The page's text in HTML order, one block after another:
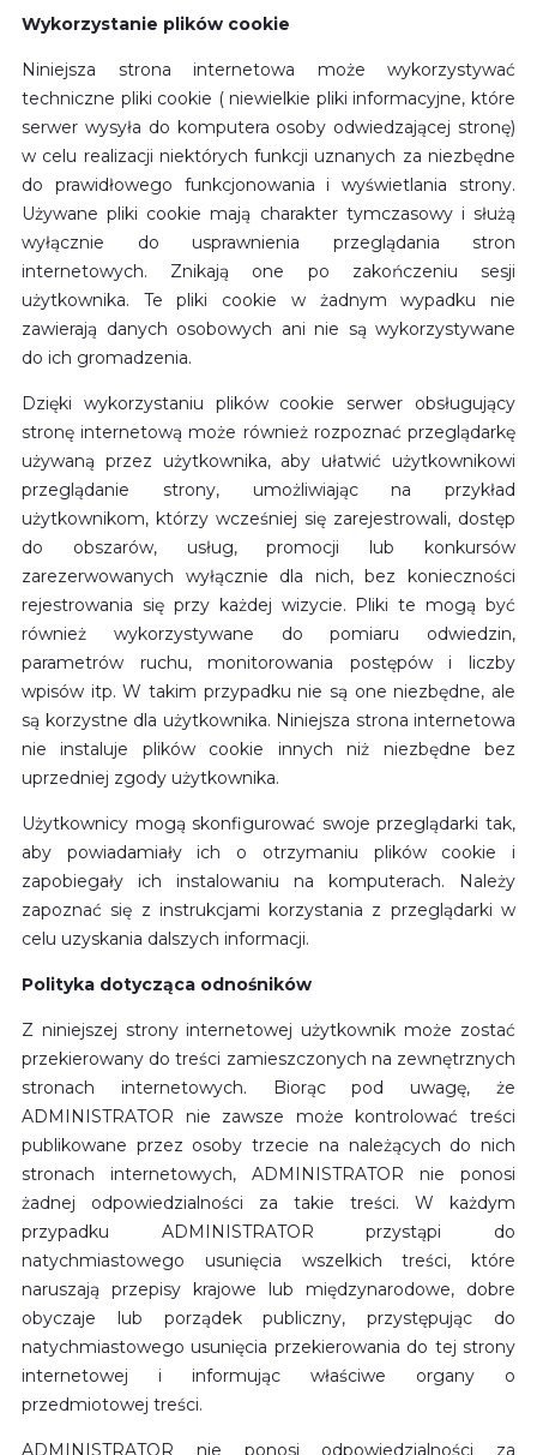
Wykorzystanie plików cookie
Niniejsza strona internetowa może wykorzystywać
techniczne pliki cookie ( niewielkie pliki informacyjne, które
serwer wysyła do komputera osoby odwiedzającej stronę)
w celu realizacji niektórych funkcji uznanych za niezbędne
do prawidłowego funkcjonowania i wyświetlania strony.
Używane pliki cookie mają charakter tymczasowy i służą
wyłącznie do usprawnienia przeglądania stron
internetowych. Znikają one po zakończeniu sesji
użytkownika. Te pliki cookie w żadnym wypadku nie
zawierają danych osobowych ani nie są wykorzystywane
do ich gromadzenia.
Dzięki wykorzystaniu plików cookie serwer obsługujący
stronę internetową może również rozpoznać przeglądarkę
używaną przez użytkownika, aby ułatwić użytkownikowi
przeglądanie strony, umożliwiając na przykład
użytkownikom, którzy wcześniej się zarejestrowali, dostęp
do obszarów, usług, promocji lub konkursów
zarezerwowanych wyłącznie dla nich, bez konieczności
rejestrowania się przy każdej wizycie. Pliki te mogą być
również wykorzystywane do pomiaru odwiedzin,
parametrów ruchu, monitorowania postępów i liczby
wpisów itp. W takim przypadku nie są one niezbędne, ale
są korzystne dla użytkownika. Niniejsza strona internetowa
nie instaluje plików cookie innych niż niezbędne bez
uprzedniej zgody użytkownika.
Użytkownicy mogą skonfigurować swoje przeglądarki tak,
aby powiadamiały ich o otrzymaniu plików cookie i
zapobiegały ich instalowaniu na komputerach. Należy
zapoznać się z instrukcjami korzystania z przeglądarki w
celu uzyskania dalszych informacji.
Polityka dotycząca odnośników
Z niniejszej strony internetowej użytkownik może zostać
przekierowany do treści zamieszczonych na zewnętrznych
stronach internetowych. Biorąc pod uwagę, że
ADMINISTRATOR nie zawsze może kontrolować treści
publikowane przez osoby trzecie na należących do nich
stronach internetowych, ADMINISTRATOR nie ponosi
żadnej odpowiedzialności za takie treści. W każdym
przypadku ADMINISTRATOR przystąpi do
natychmiastowego usunięcia wszelkich treści, które
naruszają przepisy krajowe lub międzynarodowe, dobre
obyczaje lub porządek publiczny, przystępując do
natychmiastowego usunięcia przekierowania do tej strony
internetowej i informując właściwe organy o
przedmiotowej treści.
ADMINISTRATOR nie ponosi odpowiedzialności za